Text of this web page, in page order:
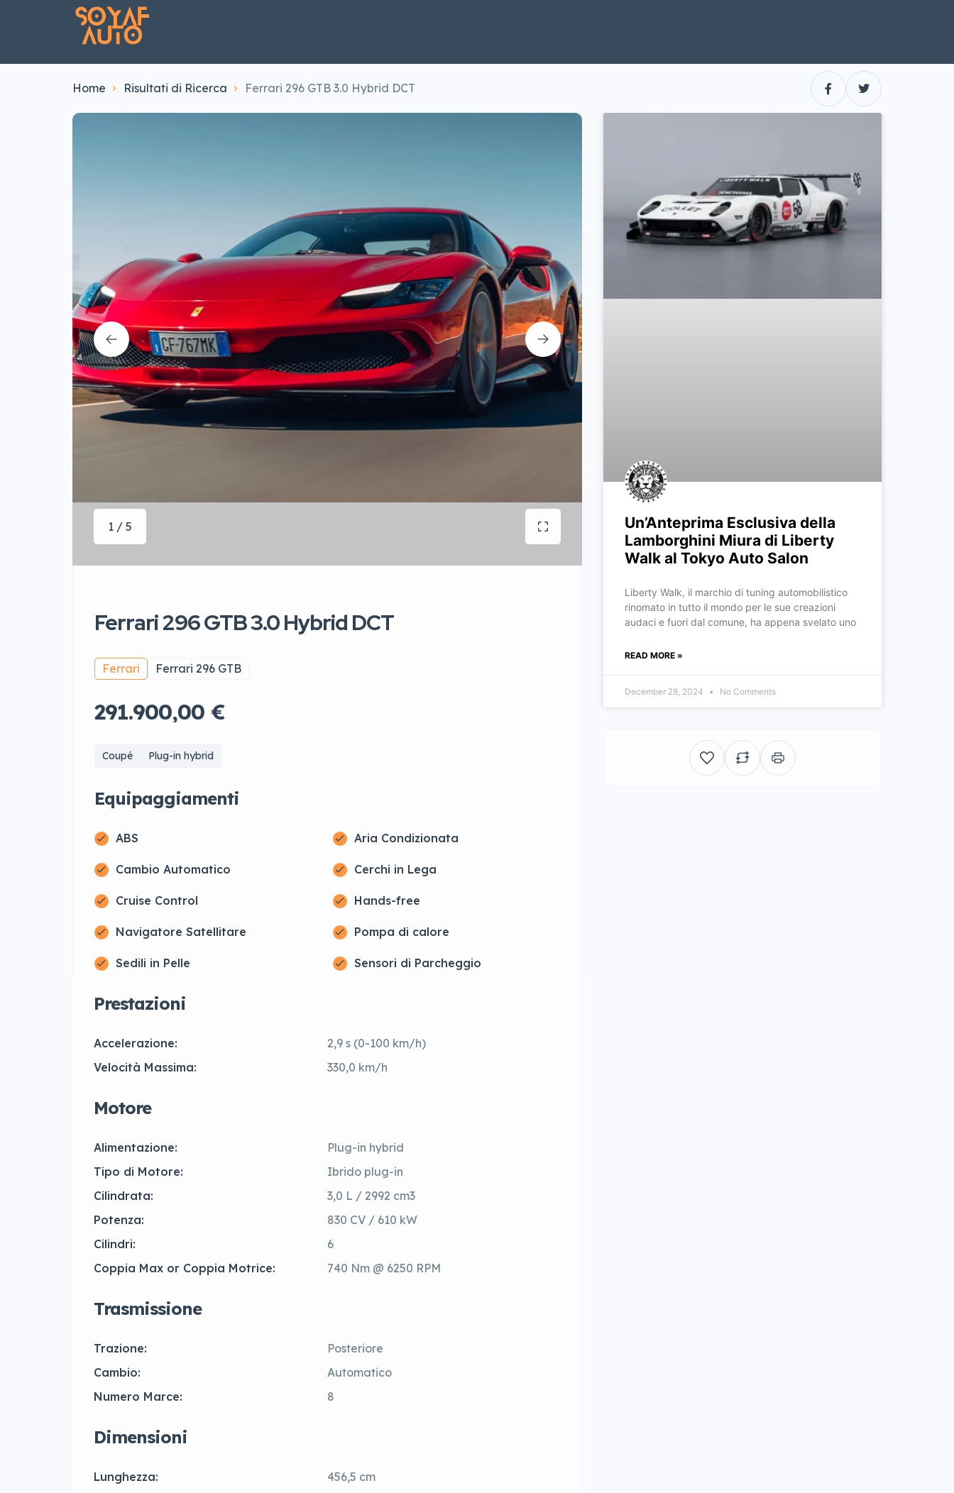
Home Risultati di Ricerca Ferrari 296 GTB 3.0 Hybrid DCT
1 / 5
Ferrari 296 GTB 3.0 Hybrid DCT
Ferrari Ferrari 296 GTB
291.900,00 €
Coupé Plug-in hybrid
Equipaggiamenti
ABS Aria Condizionata
Cambio Automatico Cerchi in Lega
Cruise Control Hands-free
Navigatore Satellitare Pompa di calore
Sedili in Pelle Sensori di Parcheggio
Prestazioni
Accelerazione:
2,9 s (0-100 km/h)
Velocità Massima:
330,0 km/h
Motore
Alimentazione:
Plug-in hybrid
Tipo di Motore:
Ibrido plug-in
Cilindrata:
3,0 L / 2992 cm3
Potenza:
830 CV / 610 kW
Cilindri:
6
Coppia Max or Coppia Motrice:
740 Nm @ 6250 RPM
Trasmissione
Trazione:
Posteriore
Cambio:
Automatico
Numero Marce:
8
Dimensioni
Lunghezza:
456,5 cm
Un’Anteprima Esclusiva della
Lamborghini Miura di Liberty
Walk al Tokyo Auto Salon
Liberty Walk, il marchio di tuning automobilistico
rinomato in tutto il mondo per le sue creazioni
audaci e fuori dal comune, ha appena svelato uno
READ MORE »
December 28, 2024 No Comments